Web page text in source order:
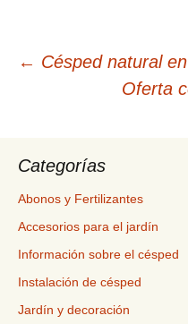
entradas
← Césped natural
Oferta
Categorías
Abonos y Fertilizantes
Accesorios para el jardín
Información sobre el césped
Instalación de césped
Jardín y decoración